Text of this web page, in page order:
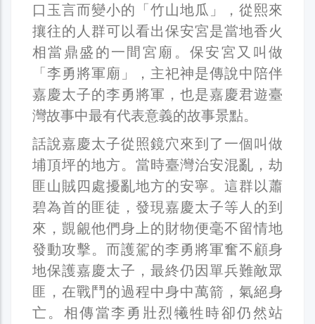
口玉言而變小的「竹山地瓜」，從熙來
攘往的人群可以看出保安宮是當地香火
相當鼎盛的一間宮廟。保安宮又叫做
「李勇將軍廟」，主祀神是傳說中陪伴
嘉慶太子的李勇將軍，也是嘉慶君遊臺
灣故事中最有代表意義的故事景點。
話說嘉慶太子從照鏡穴來到了一個叫做
埔頂坪的地方。當時臺灣治安混亂，劫
匪山賊四處擾亂地方的安寧。這群以蕭
碧為首的匪徒，發現嘉慶太子等人的到
來，覬覦他們身上的財物便毫不留情地
發動攻擊。而護駕的李勇將軍奮不顧身
地保護嘉慶太子，最終仍因單兵難敵眾
匪，在戰鬥的過程中身中萬箭，氣絕身
亡。相傳當李勇壯烈犧牲時卻仍然站